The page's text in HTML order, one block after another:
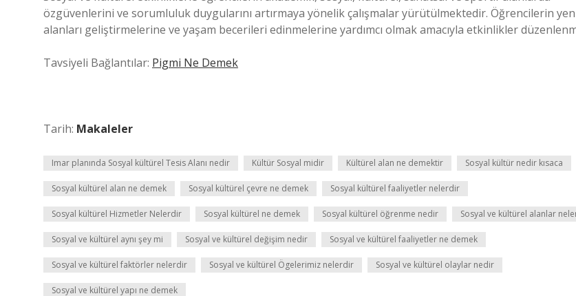
özgüvenlerini ve sorumluluk duygularını artırmaya yönelik çalışmalar yürütülmektedir. Öğrencilerin
alanları geliştirmelerine ve yaşam becerileri edinmelerine yardımcı olmak amacıyla etkinlikler
Tavsiyeli Bağlantılar: Pigmi Ne Demek
Tarih: Makaleler
Imar planında Sosyal kültürel Tesis Alanı nedir Kültür Sosyal midir Kültürel alan ne demektir Sosyal kültür nedir kısaca
Sosyal kültürel alan ne demek Sosyal kültürel çevre ne demek Sosyal kültürel faaliyetler nelerdir
Sosyal kültürel Hizmetler Nelerdir Sosyal kültürel ne demek Sosyal kültürel öğrenme nedir Sosyal ve kültürel alanlar
Sosyal ve kültürel aynı şey mi Sosyal ve kültürel değişim nedir Sosyal ve kültürel faaliyetler ne demek
Sosyal ve kültürel faktörler nelerdir Sosyal ve kültürel Ögelerimiz nelerdir Sosyal ve kültürel olaylar nedir
Sosyal ve kültürel yapı ne demek